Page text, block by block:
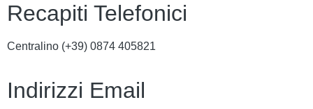
Recapiti Telefonici
Centralino (+39) 0874 405821
Indirizzi Email